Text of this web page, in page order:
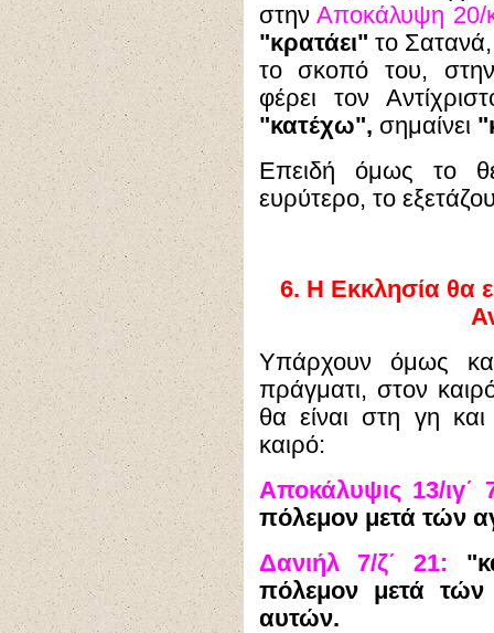
στηνΑποκάλυψη 20/
"κρατάει" το Σατανά,
το σκοπό του,
φέρει τον
"κατέχω", σημαίνει
Επειδή όμως το
ευρύτερο, το
6. Η Εκκλησία θα
Υπάρχουν όμως
πράγματι, στον
θα είναι στη γη
καιρό:
Αποκάλυψις 13/ιγ΄
πόλεμον μετά τών
Δανιήλ 7/ζ΄ 21:
πόλεμον μετά τών
αυτών.